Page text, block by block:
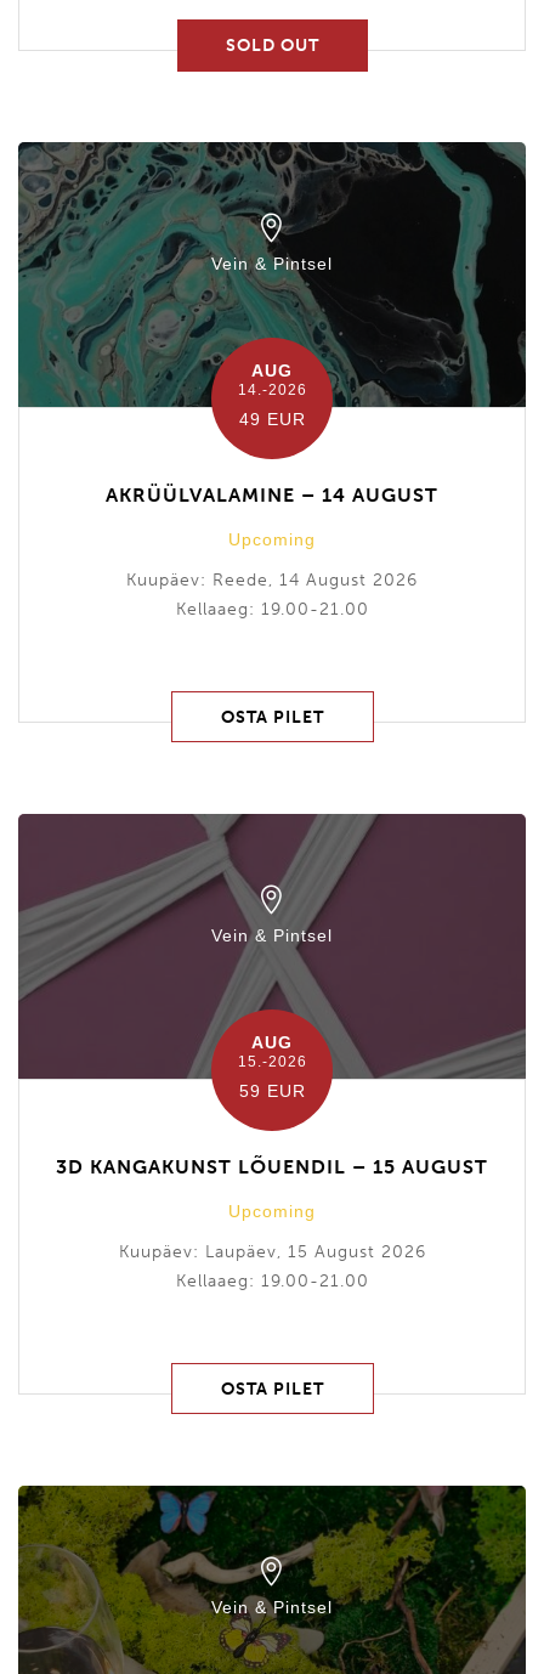
SOLD OUT
Vein & Pintsel
AUG
14.-2026
49 EUR
AKRÜÜLVALAMINE – 14 AUGUST
Upcoming
Kuupäev: Reede, 14 August 2026
Kellaaeg: 19.00-21.00
OSTA PILET
Vein & Pintsel
AUG
15.-2026
59 EUR
3D KANGAKUNST LÕUENDIL – 15 AUGUST
Upcoming
Kuupäev: Laupäev, 15 August 2026
Kellaaeg: 19.00-21.00
OSTA PILET
Vein & Pintsel